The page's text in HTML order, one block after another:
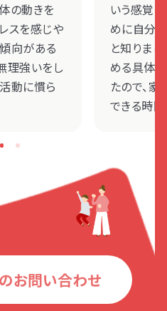
の動きを
スを感じや
向がある
理強いをし
動に慣ら
いう感覚
めに自分
と知りま
める具体
たので、
できる時
お問い合わせ